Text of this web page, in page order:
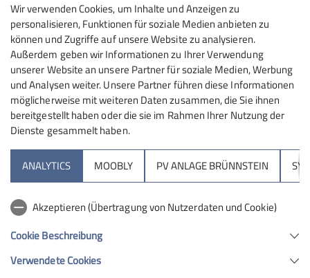
© DAV/Silvan Metz
Sektion
Hochrieshütte
Sektion Rosenheim des Deutschen Alpenvereins e.V.
Wir verwenden Cookies, um Inhalte und Anzeigen zu
personalisieren, Funktionen für soziale Medien anbieten zu
können und Zugriffe auf unsere Website zu analysieren.
Außerdem geben wir Informationen zu Ihrer Verwendung
unserer Website an unsere Partner für soziale Medien, Werbung
und Analysen weiter. Unsere Partner führen diese Informationen
möglicherweise mit weiteren Daten zusammen, die Sie ihnen
bereitgestellt haben oder die sie im Rahmen Ihrer Nutzung der
Dienste gesammelt haben.
ANALYTICS MOOBLY PV ANLAGE BRÜNNSTEIN
Akzeptieren (Übertragung von Nutzerdaten und Cookie)
Cookie Beschreibung
Verwendete Cookies